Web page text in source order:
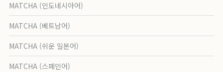
MATCHA (인도네시아어)
MATCHA (베트남어)
MATCHA (쉬운 일본어)
MATCHA (스페인어)